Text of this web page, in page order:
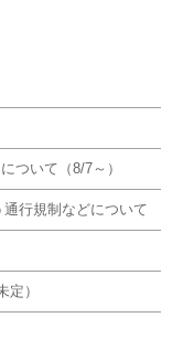
ついて（8/7～）
行規制などについて
）